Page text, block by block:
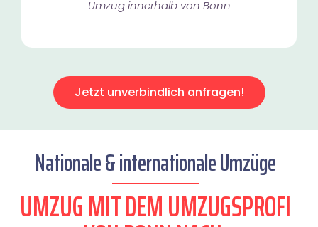
Umzug innerhalb von Bonn​
Jetzt unverbindlich anfragen!
Nationale & internationale Umzüge
UMZUG MIT DEM UMZUGSPROFI